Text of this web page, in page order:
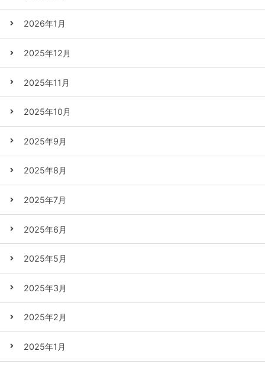
2026年1月
2025年12月
2025年11月
2025年10月
2025年9月
2025年8月
2025年7月
2025年6月
2025年5月
2025年3月
2025年2月
2025年1月